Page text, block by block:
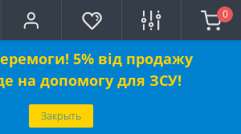
5% від продажу
на допомогу для ЗСУ!
Закрыть
0